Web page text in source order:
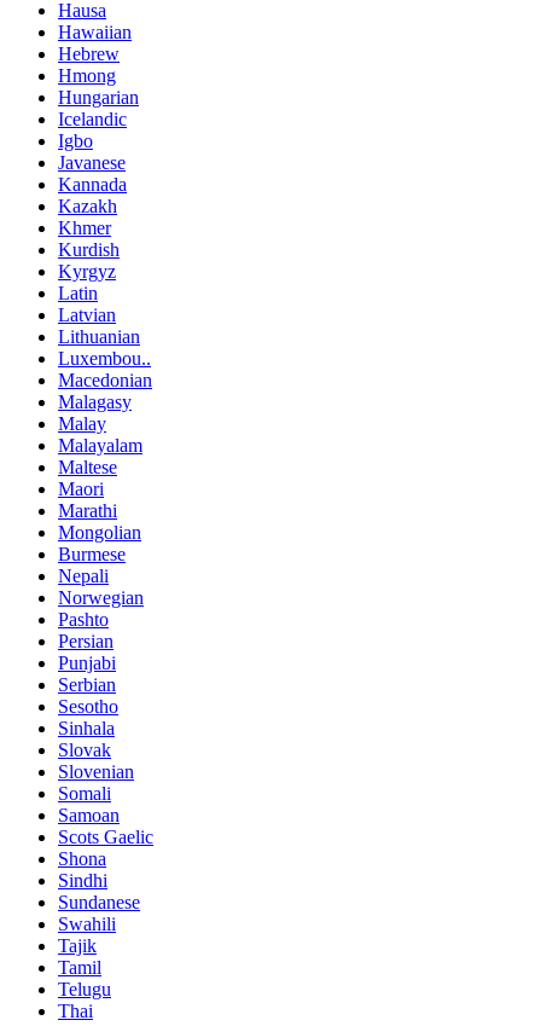
Hausa
Hawaiian
Hebrew
Hmong
Hungarian
Icelandic
Igbo
Javanese
Kannada
Kazakh
Khmer
Kurdish
Kyrgyz
Latin
Latvian
Lithuanian
Luxembou..
Macedonian
Malagasy
Malay
Malayalam
Maltese
Maori
Marathi
Mongolian
Burmese
Nepali
Norwegian
Pashto
Persian
Punjabi
Serbian
Sesotho
Sinhala
Slovak
Slovenian
Somali
Samoan
Scots Gaelic
Shona
Sindhi
Sundanese
Swahili
Tajik
Tamil
Telugu
Thai